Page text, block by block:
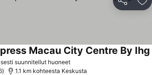
Jaa
suunnitellut huoneet
Macau City Centre By Ihg
1.1 km kohteesta Keskusta